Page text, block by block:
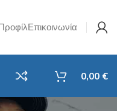
Επικοινωνία
0,00 €